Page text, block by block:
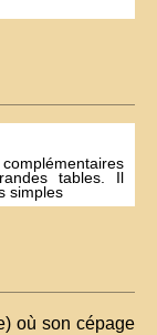
tables. Il
simples
où son cépage